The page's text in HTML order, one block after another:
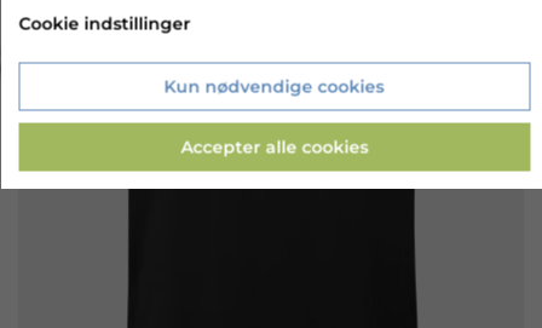
‹ ›
Cookie indstillinger
Kun nødvendige cookies
Accepter alle cookies